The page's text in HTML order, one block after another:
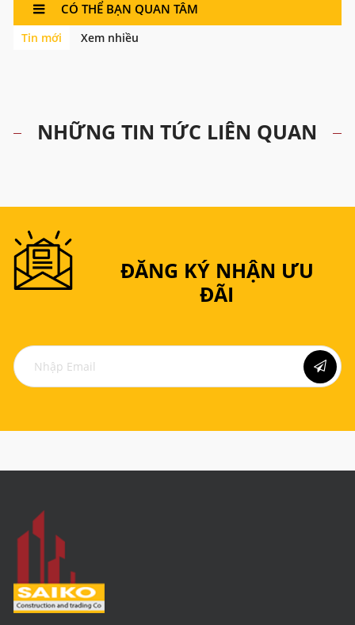
CÓ THỂ BẠN QUAN TÂM
Tin mới Xem nhiều
NHỮNG TIN TỨC LIÊN QUAN
ĐĂNG KÝ NHẬN ƯU
ĐÃI